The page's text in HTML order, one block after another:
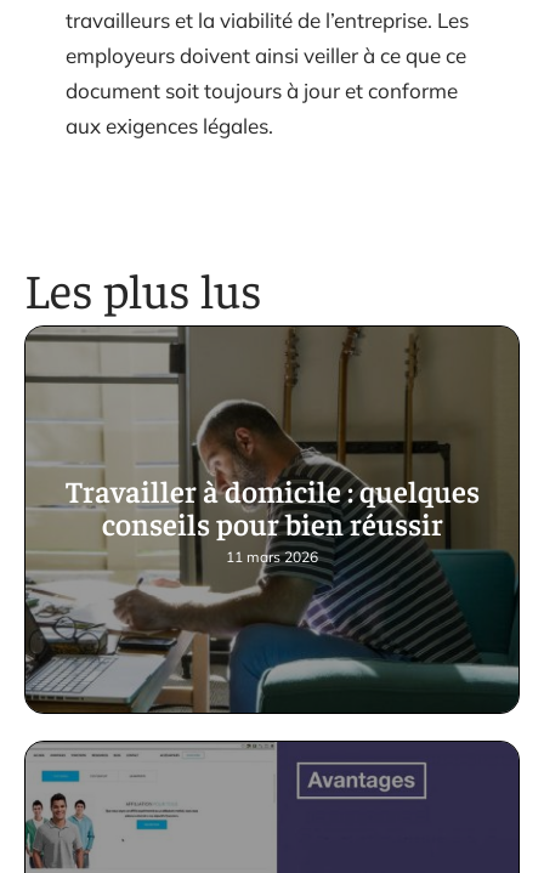
travailleurs et la viabilité de l’entreprise. Les
employeurs doivent ainsi veiller à ce que ce
document soit toujours à jour et conforme
aux exigences légales.
Les plus lus
Travailler à domicile : quelques
conseils pour bien réussir
11 mars 2026